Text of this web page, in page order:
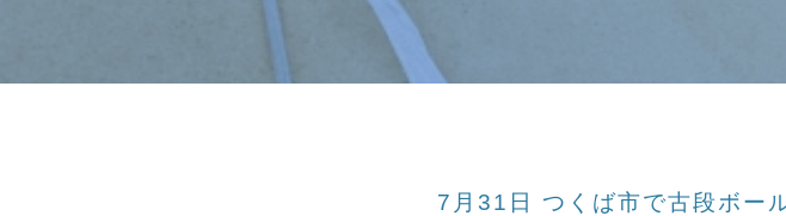
7月31日 つくば市で古段ボー